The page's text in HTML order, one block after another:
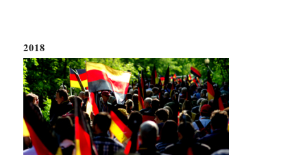
2018